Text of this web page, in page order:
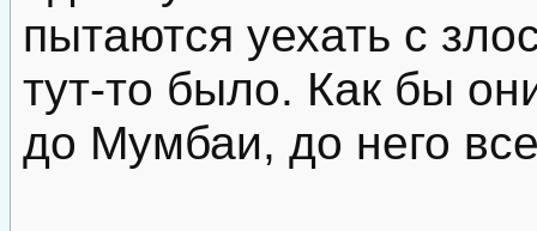
пытаются уехать с
тут-то было. Как бы
до Мумбаи, до него